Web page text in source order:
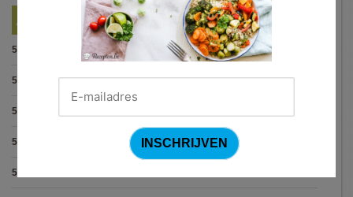
Best Beoordeelde Recepten
5.0 Spaghetti bolognese maison (15 votes)
5.0 Steak met Cajun patatjes en rodekoolsla(12 votes)
5.0
5.0
5.0